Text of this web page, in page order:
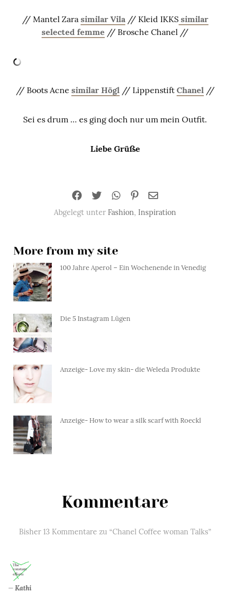
// Mantel Zara similar Vila// Kleid IKKSsimilar
selected femme // Brosche Chanel //
// Boots Acne similar Högl // Lippenstift Chanel //
Sei es drum … es ging doch nur um mein Outfit.
Liebe Grüße
Abgelegt unter Fashion, Inspiration
More from my site
100 Jahre Aperol – Ein Wochenende in Venedig
Die 5 Instagram Lügen
Anzeige- Love my skin- die Weleda Produkte
Anzeige- How to wear a silk scarf with Roeckl
Kommentare
Bisher 13 Kommentare zu “Chanel Coffee woman Talks”
Kathi